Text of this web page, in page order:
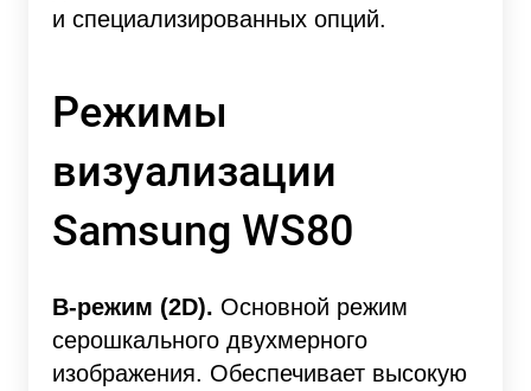
и специализированных опций.
Режимы
визуализации
Samsung WS80
B-режим (2D). Основной режим
серошкального двухмерного
изображения. Обеспечивает высокую